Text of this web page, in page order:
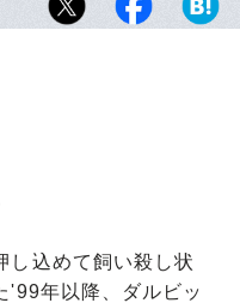
戦、ライト越えのタイムリー二
打率を誇る。
込めて飼い殺し状
'99年以降、ダルビッ